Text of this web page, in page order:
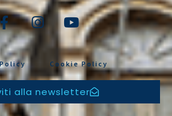
Cookie Policy
alla newsletter